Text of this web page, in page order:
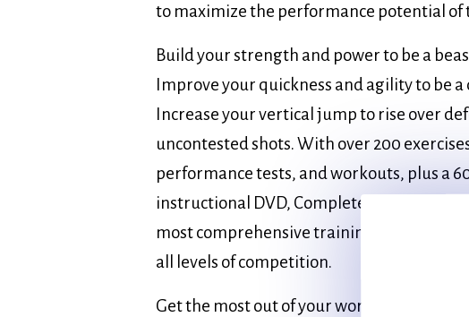
to maximize the performance potential of
Build your strength and power to be a
Improve your quickness and agility to be
Increase your vertical jump to rise over
uncontested shots. With over 200
performance tests, and workouts, plus a
instructional DVD, Complete Conditioning
most comprehensive training resource
all levels of competition.
Get the most out of your workouts and add